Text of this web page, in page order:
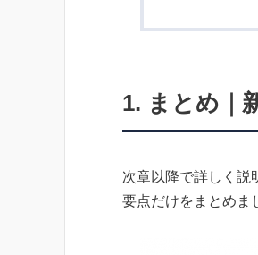
1. まとめ｜
次章以降で詳しく説
要点だけをまとめま